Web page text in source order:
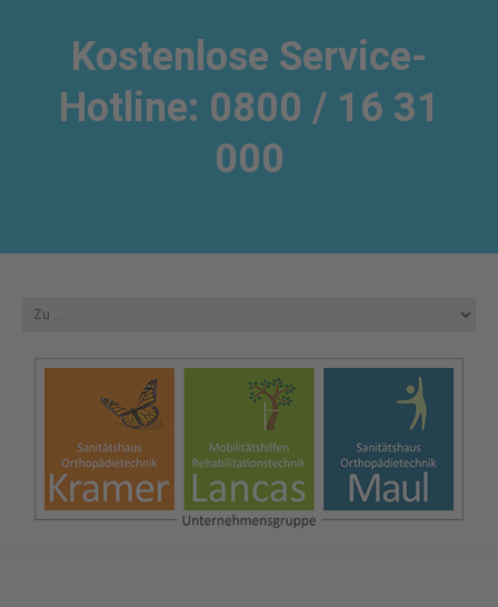
Kostenlose Service-
Hotline: 0800 / 16 31
000